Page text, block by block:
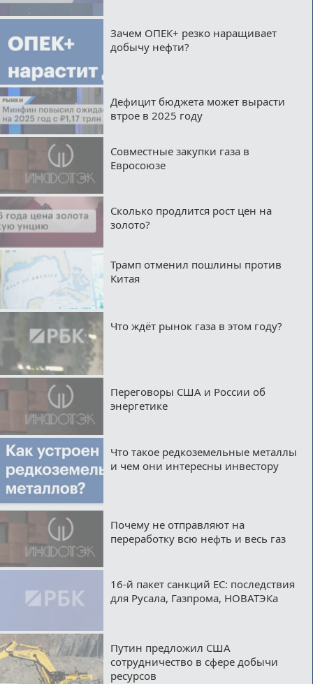
Зачем ОПЕК+ резко наращивает
добычу нефти?
Дефицит бюджета может вырасти
втрое в 2025 году
Совместные закупки газа в
Евросоюзе
Сколько продлится рост цен на
золото?
Трамп отменил пошлины против
Китая
Что ждёт рынок газа в этом году?
Переговоры США и России об
энергетике
Что такое редкоземельные металлы
и чем они интересны инвестору
Почему не отправляют на
переработку всю нефть и весь газ
16-й пакет санкций ЕС: последствия
для Русала, Газпрома, НОВАТЭКа
Путин предложил США
сотрудничество в сфере добычи
ресурсов